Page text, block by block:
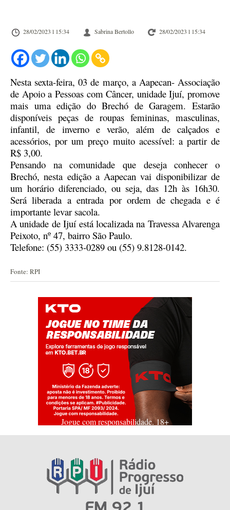
28/02/2023 l 15:34 Sabrina Bertollo 28/02/2023 l 15:34
Nesta sexta-feira, 03 de março, a Aapecan- Associação
de Apoio a Pessoas com Câncer, unidade Ijuí, promove
mais uma edição do Brechó de Garagem. Estarão
disponíveis peças de roupas femininas, masculinas,
infantil, de inverno e verão, além de calçados e
acessórios, por um preço muito acessível: a partir de
R$ 3,00.
Pensando na comunidade que deseja conhecer o
Brechó, nesta edição a Aapecan vai disponibilizar de
um horário diferenciado, ou seja, das 12h às 16h30.
Será liberada a entrada por ordem de chegada e é
importante levar sacola.
A unidade de Ijuí está localizada na Travessa Alvarenga
Peixoto, nº 47, bairro São Paulo.
Telefone: (55) 3333-0289 ou (55) 9.8128-0142.
Fonte: RPI
Jogue com responsabilidade. 18+